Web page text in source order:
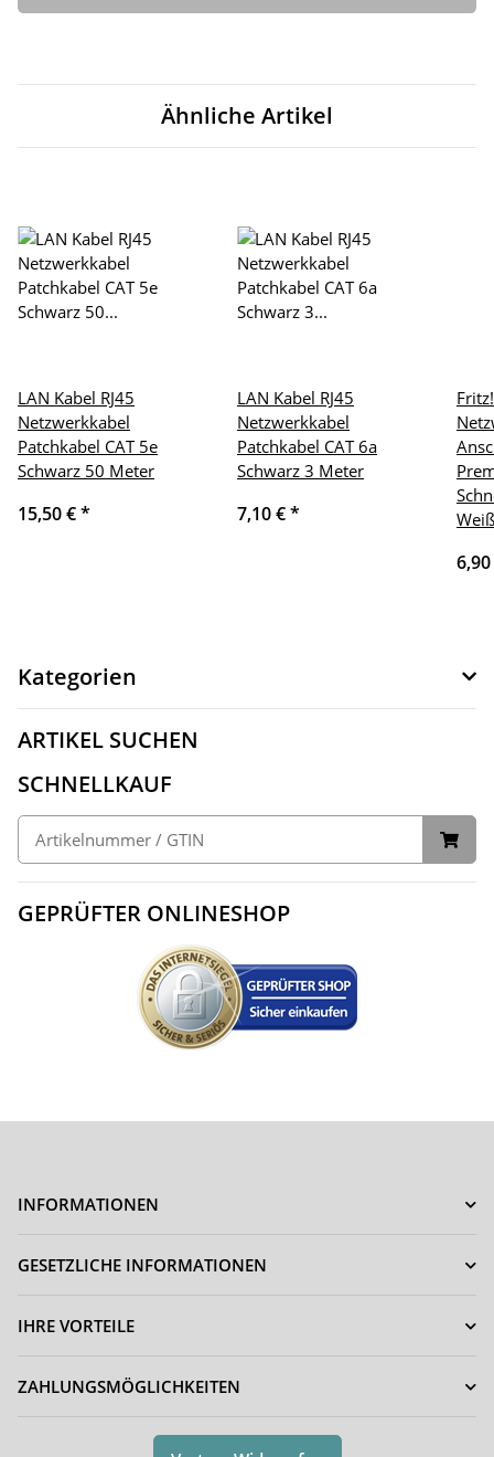
Ähnliche Artikel
LAN Kabel RJ45
Netzwerkkabel
Patchkabel CAT 5e
Schwarz 50 Meter
15,50 €*
LAN Kabel RJ45
Netzwerkkabel
Patchkabel CAT 6a
Schwarz 3 Meter
7,10 €*
Kategorien
ARTIKEL SUCHEN
SCHNELLKAUF
GEPRÜFTER ONLINESHOP
INFORMATIONEN
GESETZLICHE INFORMATIONEN
IHRE VORTEILE
ZAHLUNGSMÖGLICHKEITEN